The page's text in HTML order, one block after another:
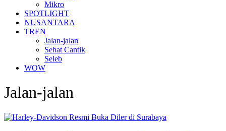
Mikro
SPOTLIGHT
NUSANTARA
TREN
Jalan-jalan
Sehat Cantik
Seleb
WOW
Jalan-jalan